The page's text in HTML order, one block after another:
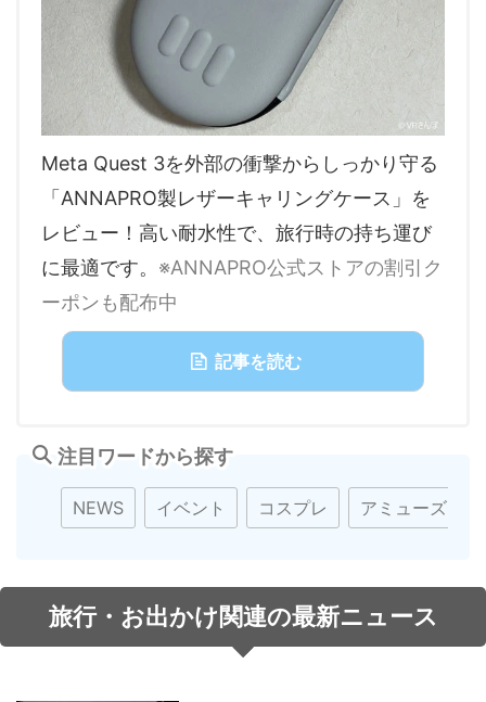
Meta Quest 3を外部の衝撃からしっかり守る
「ANNAPRO製レザーキャリングケース」を
レビュー！高い耐水性で、旅行時の持ち運び
に最適です。 ※ANNAPRO公式ストアの割引ク
ーポンも配布中
記事を読む
注目ワードから探す
NEWS イベント コスプレ アミューズメン
旅行・お出かけ関連の最新ニュース